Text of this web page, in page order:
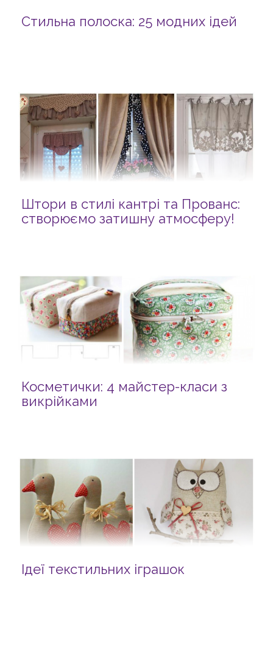
Стильна полоска: 25 модних ідей
Штори в стилі кантрі та Прованс:
створюємо затишну атмосферу!
Косметички: 4 майстер-класи з
викрійками
Ідеї текстильних іграшок